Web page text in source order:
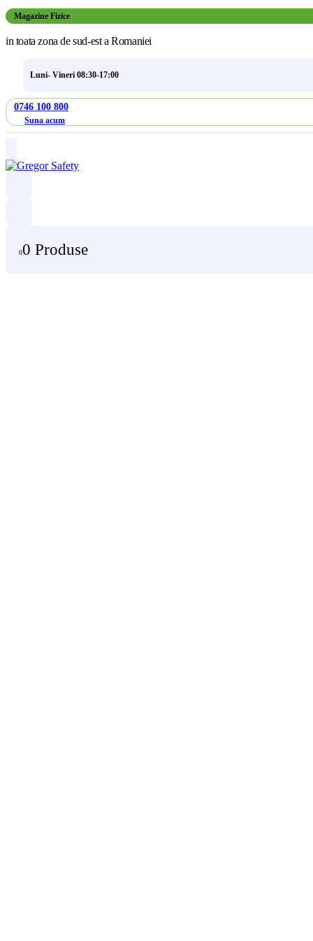
Magazine Fizice
in toata zona de sud-est a Romaniei
Luni- Vineri 08:30-17:00
0746 100 800
Suna acum
00 Produse